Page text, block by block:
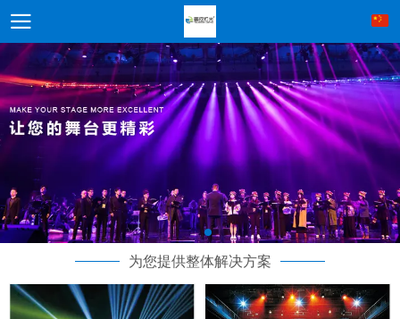
为您提供整体解决方案